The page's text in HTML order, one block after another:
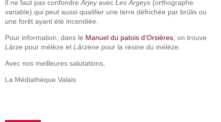
Il ne faut pas confondre Arjeyavec Les Argeys (orthographe
variable) qui peut aussi qualifier une terre défrichée par brûlis ou
une forêt ayant été incendiée.
Pour information, dans le Manuel du patois d’Orsières , on trouve
Lârze pour mélèze et Lârzène pour la résine du mélèze.
Avec nos meilleures salutations,
La Médiathèque Valais